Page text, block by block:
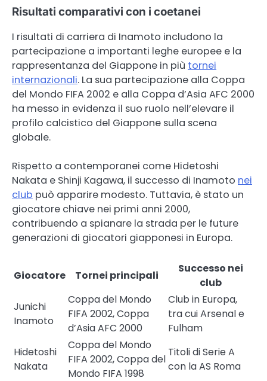
Risultati comparativi con i coetanei
I risultati di carriera di Inamoto includono la
partecipazione a importanti leghe europee e la
rappresentanza del Giappone in più tornei
internazionali. La sua partecipazione alla Coppa
del Mondo FIFA 2002 e alla Coppa d’Asia AFC 2000
ha messo in evidenza il suo ruolo nell’elevare il
profilo calcistico del Giappone sulla scena
globale.
Rispetto a contemporanei come Hidetoshi
Nakata e Shinji Kagawa, il successo di Inamoto nei
club può apparire modesto. Tuttavia, è stato un
giocatore chiave nei primi anni 2000,
contribuendo a spianare la strada per le future
generazioni di giocatori giapponesi in Europa.
Giocatore Tornei principali
Successo nei
club
Junichi
Inamoto
Coppa del Mondo
FIFA 2002, Coppa
d’Asia AFC 2000
Club in Europa,
tra cui Arsenal e
Fulham
Hidetoshi
Nakata
Coppa del Mondo
FIFA 2002, Coppa del
Mondo FIFA 1998
Titoli di Serie A
con la AS Roma